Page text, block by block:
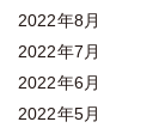
2022年8月
2022年7月
2022年6月
2022年5月